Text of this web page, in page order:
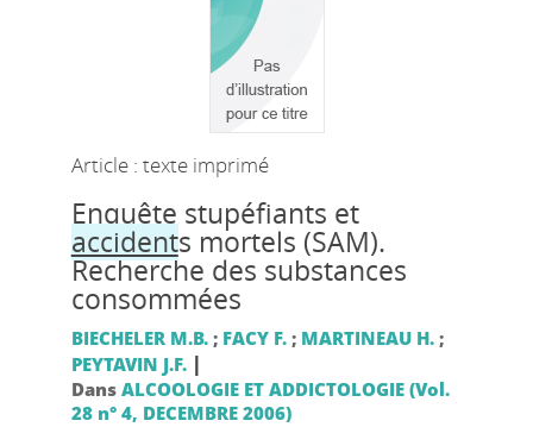
Article : texte imprimé
Enquête stupéfiants et
accidents mortels (SAM).
Recherche des substances
consommées
BIECHELER M.B.; FACY F.; MARTINEAU H.;
PEYTAVIN J.F. |
Dans ALCOOLOGIE ET ADDICTOLOGIE (Vol.
28 n° 4, DECEMBRE 2006)